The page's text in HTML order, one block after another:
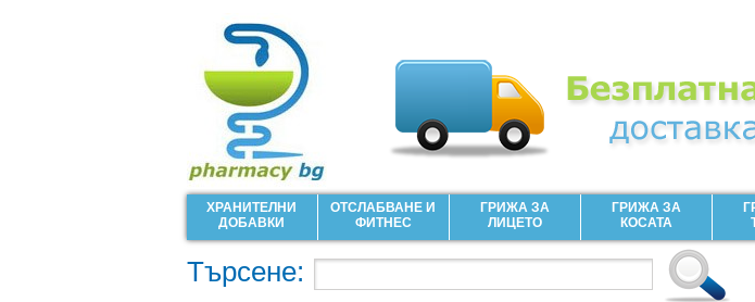
ХРАНИТЕЛНИ
ДОБАВКИ
ОТСЛАБВАНЕ И
ФИТНЕС
ГРИЖА ЗА
ЛИЦЕТО
ГРИЖА ЗА
КОСАТА
Търсене: